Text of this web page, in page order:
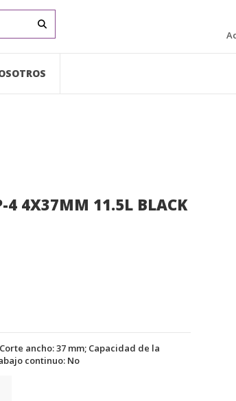
4 4X37MM 11.5L BLACK
ancho: 37 mm; Capacidad de la
continuo: No